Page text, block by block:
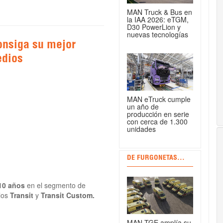
su mejor
años en el segmento de
Transit y Transit Custom.
MAN Truck & Bus en
la IAA 2026: eTGM,
D30 PowerLion y
nuevas tecnologías
MAN eTruck cumple
un año de
producción en serie
con cerca de 1.300
unidades
DE FURGONETAS...